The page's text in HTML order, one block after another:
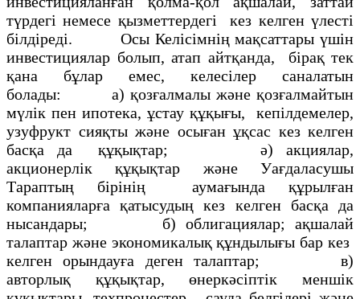
түрдегi немесе қызметтердегi кез келген үлестi
бiлдiредi. Осы Келiсiмнiң мақсаттары үшiн
инвестициялар болып, атап айтқанда, бiрақ тек
қана бұлар емес, келесiлер саналатын
болады: а) қозғалмалы және қозғалмайтын
мүлiк пен ипотека, ұстау құқығы, кепiлдемелер,
узуфрукт сияқты және осыған ұқсас кез келген
басқа да құқықтар; ә) акциялар,
акционерлiк құқықтар және Уағдаласушы
Тараптың бiрiнiң аумағында құрылған
компанияларға қатысудың кез келген басқа да
нысандары; б) облигациялар; ақшалай
талаптар және экономикалық құндылығы бар кез
келген орындауға деген талаптар; в)
авторлық құқықтар, өнеркәсiптiк меншiк